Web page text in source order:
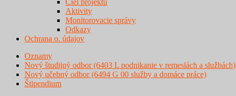
Ciel projektu
Aktivity
Monitorovacie správy
Odkazy
Ochrana o. údajov
Oznamy
Nový študijný odbor (6403 L podnikanie v remeslách a službách)
Nový učebný odbor (6494 G 00 služby a domáce práce)
Štipendium